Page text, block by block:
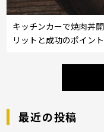
キッチンカーで焼肉丼
リットと成功のポイン
最近の投稿